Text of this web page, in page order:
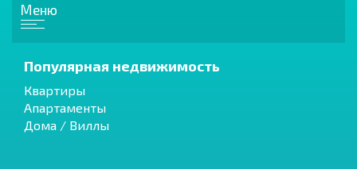
Меню
Популярная недвижимость
Квартиры
Апартаменты
Дома / Виллы